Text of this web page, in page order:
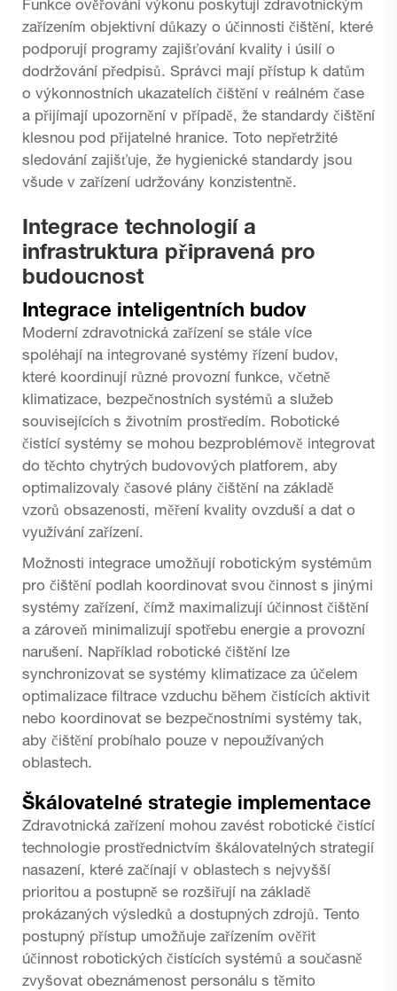
Funkce ověřování výkonu poskytují zdravotnickým
zařízením objektivní důkazy o účinnosti čištění, které
podporují programy zajišťování kvality i úsilí o
dodržování předpisů. Správci mají přístup k datům
o výkonnostních ukazatelích čištění v reálném čase
a přijímají upozornění v případě, že standardy čištění
klesnou pod přijatelné hranice. Toto nepřetržité
sledování zajišťuje, že hygienické standardy jsou
všude v zařízení udržovány konzistentně.
Integrace technologií a
infrastruktura připravená pro
budoucnost
Integrace inteligentních budov
Moderní zdravotnická zařízení se stále více
spoléhají na integrované systémy řízení budov,
které koordinují různé provozní funkce, včetně
klimatizace, bezpečnostních systémů a služeb
souvisejících s životním prostředím. Robotické
čistící systémy se mohou bezproblémově integrovat
do těchto chytrých budovových platforem, aby
optimalizovaly časové plány čištění na základě
vzorů obsazenosti, měření kvality ovzduší a dat o
využívání zařízení.
Možnosti integrace umožňují robotickým systémům
pro čištění podlah koordinovat svou činnost s jinými
systémy zařízení, čímž maximalizují účinnost čištění
a zároveň minimalizují spotřebu energie a provozní
narušení. Například robotické čištění lze
synchronizovat se systémy klimatizace za účelem
optimalizace filtrace vzduchu během čistících aktivit
nebo koordinovat se bezpečnostními systémy tak,
aby čištění probíhalo pouze v nepoužívaných
oblastech.
Škálovatelné strategie implementace
Zdravotnická zařízení mohou zavést robotické čistící
technologie prostřednictvím škálovatelných strategií
nasazení, které začínají v oblastech s nejvyšší
prioritou a postupně se rozšiřují na základě
prokázaných výsledků a dostupných zdrojů. Tento
postupný přístup umožňuje zařízením ověřit
účinnost robotických čistících systémů a současně
zvyšovat obeznámenost personálu s těmito